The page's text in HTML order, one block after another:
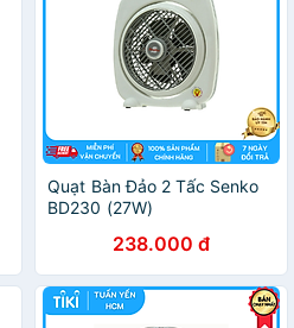
Quạt Bàn Đảo 2 Tấc Senko
BD230 (27W)
238.000 đ